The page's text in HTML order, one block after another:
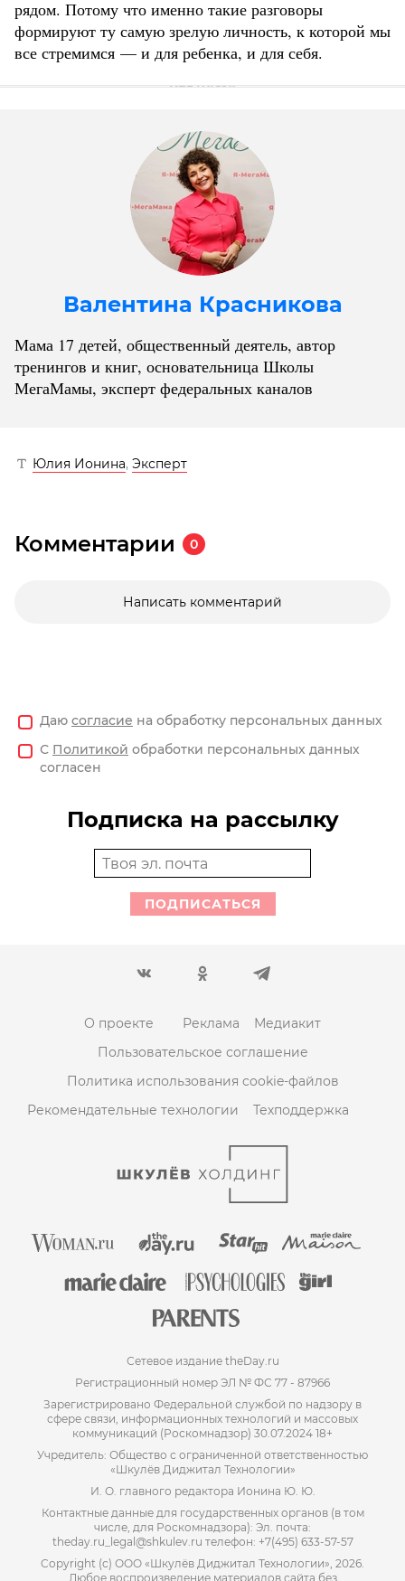
рядом. Потому что именно такие разговоры
формируют ту самую зрелую личность, к которой мы
все стремимся — и для ребенка, и для себя.
Валентина Красникова
Мама 17 детей, общественный деятель, автор
тренингов и книг, основательница Школы
МегаМамы, эксперт федеральных каналов
Юлия Ионина, Эксперт
Комментарии 0
Написать комментарий
Даю согласие на обработку персональных данных
С Политикой обработки персональных данных
согласен
Подписка на рассылку
ПОДПИСАТЬСЯ
О проекте Реклама
Медиакит
Пользовательское соглашение
Политика использования cookie-файлов
Рекомендательные технологии
Техподдержка
Сетевое издание theDay.ru
Регистрационный номер ЭЛ № ФС 77 - 87966
Зарегистрировано Федеральной службой по надзору в
сфере связи, информационных технологий и массовых
коммуникаций (Роскомнадзор) 30.07.2024 18+
Учредитель: Общество с ограниченной ответственностью
«Шкулёв Диджитал Технологии»
И. О. главного редактора Ионина Ю. Ю.
Контактные данные для государственных органов (в том
числе, для Роскомнадзора): Эл. почта:
theday.ru_legal@shkulev.ru телефон: +7(495) 633-57-57
Copyright (с) ООО «Шкулёв Диджитал Технологии», 2026.
Любое воспроизведение материалов сайта без